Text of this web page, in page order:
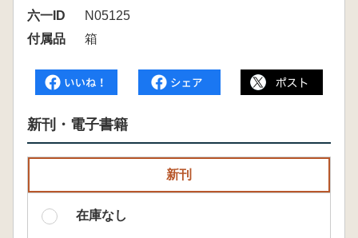
六一ID
N05125
付属品
箱
新刊・電子書籍
新刊
在庫なし